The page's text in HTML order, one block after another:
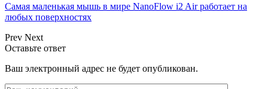
Самая маленькая мышь в мире NanoFlow i2 Air работает на
любых поверхностях
Prev Next
Оставьте ответ
Ваш электронный адрес не будет опубликован.